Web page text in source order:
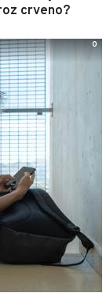
crveno?
0